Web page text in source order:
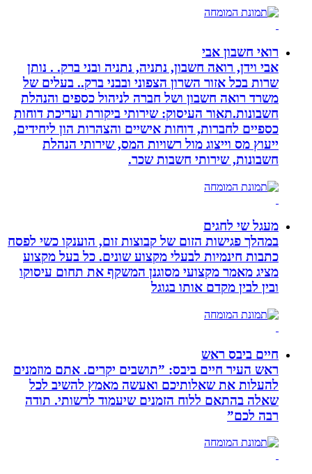
רואי חשבון אבי
אבי וידן, רואה חשבון, נתניה, נתניה ובני ברק. . נותן
שרות בכל אזור השרון הצפוני ובבני ברק.. בעלים של
משרד רואה חשבון ושל חברה לניהול כספים והנהלת
חשבונות.תאור העיסוק: שירותי ביקורת ועריכת דוחות
כספיים לחברות, דוחות אישיים והצהרות הון ליחידים,
ייעוץ מס וייצוג מול רשויות המס, שירותי הנהלת
חשבונות, שירותי חשבות שכר.
מעגל שי לחגים
במהלך פגישות הזום של קבוצות זום, הוענקו כשי לפסח
כתבות חינמיות לבעלי מקצוע שונים. כל בעל מקצוע
מציג מאמר מקצועי מסוגנן המשקף את תחום עיסוקו
ובין לבין מקדם אותו בגוגל
חיים ביבס ראש
ראש העיר חיים ביבס: ”תושבים יקרים. אתם מוזמנים
להעלות את שאלותיכם ואעשה מאמץ להשיב לכל
שאלה בהתאם ללוח הזמנים שיעמוד לרשותי. תודה
רבה לכם”